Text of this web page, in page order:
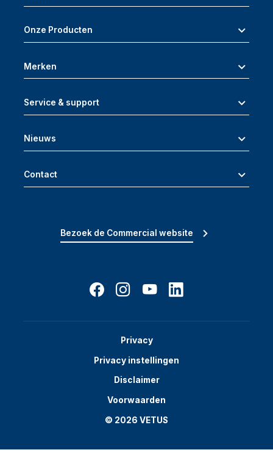
Onze Producten
Merken
Service & support
Nieuws
Contact
Bezoek de Commercial website
Privacy
Privacy instellingen
Disclaimer
Voorwaarden
© 2026 VETUS